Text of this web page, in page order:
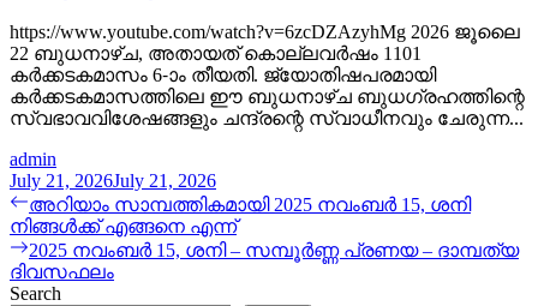
https://www.youtube.com/watch?v=6zcDZAzyhMg 2026 ജൂലൈ
22 ബുധനാഴ്ച, അതായത് കൊല്ലവർഷം 1101
കർക്കടകമാസം 6-ാം തീയതി. ജ്യോതിഷപരമായി
കർക്കടകമാസത്തിലെ ഈ ബുധനാഴ്ച ബുധഗ്രഹത്തിന്റെ
സ്വഭാവവിശേഷങ്ങളും ചന്ദ്രന്റെ സ്വാധീനവും ചേരുന്ന...
admin
July 21, 2026July 21, 2026
Post
navigation
Previous
post:
അറിയാം സാമ്പത്തികമായി 2025 നവംബർ 15, ശനി
നിങ്ങൾക്ക് എങ്ങനെ എന്ന്
Next
post:
2025 നവംബർ 15, ശനി – സമ്പൂർണ്ണ പ്രണയ – ദാമ്പത്യ
ദിവസഫലം
Search